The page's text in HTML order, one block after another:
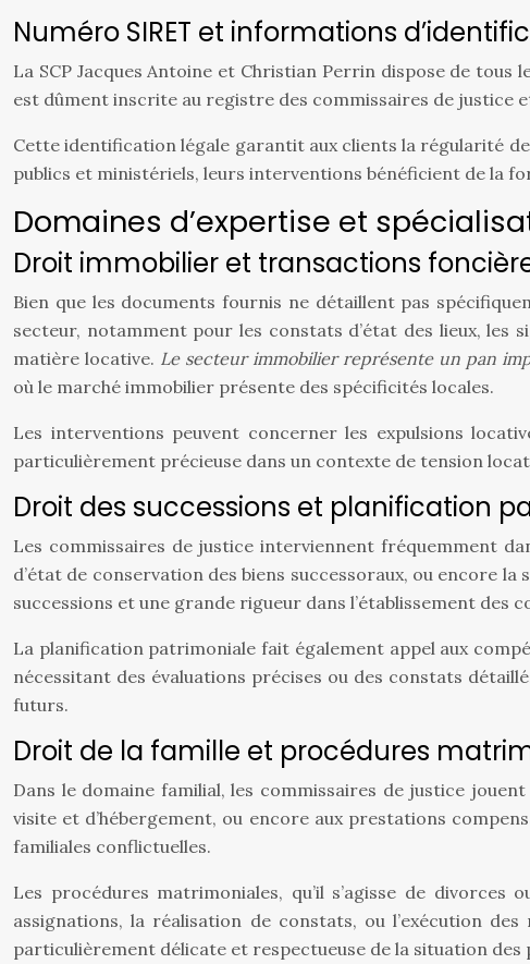
Numéro SIRET et informations
La SCP Jacques Antoine et Christian Perrin dispose de
est dûment inscrite au registre des commissaires de justice
Cette identification légale garantit aux clients la régularité
publics et ministériels, leurs interventions bénéficient de la
Domaines d’expertise et
Droit immobilier et transactions
Bien que les documents fournis ne détaillent pas
secteur, notamment pour les constats d’état des lieux, les
matière locative. Le secteur immobilier représente un pan
où le marché immobilier présente des spécificités locales.
Les interventions peuvent concerner les expulsions
particulièrement précieuse dans un contexte de tension
Droit des successions et planification
Les commissaires de justice interviennent fréquemment
d’état de conservation des biens successoraux, ou encore
successions et une grande rigueur dans l’établissement des
La planification patrimoniale fait également appel aux
nécessitant des évaluations précises ou des constats
futurs.
Droit de la famille et procédures
Dans le domaine familial, les commissaires de justice
visite et d’hébergement, ou encore aux prestations
familiales conflictuelles.
Les procédures matrimoniales, qu’il s’agisse de
assignations, la réalisation de constats, ou l’exécution
particulièrement délicate et respectueuse de la situation des